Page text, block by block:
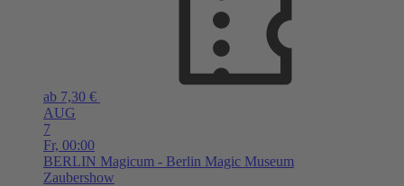
ab 7,30 €
AUG
7
Fr, 00:00
BERLIN Magicum - Berlin Magic Museum
Zaubershow